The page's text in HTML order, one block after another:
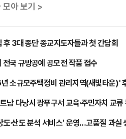
모아 보기 >
후 3대 종단 종교지도자들과 첫 간담회
국 규방공예 공모전 작품 접수
소규모주택정비 관리지역(새빛타운)'
남 다낭시 광푸구서 교육·주민자치 교류
·산도 분석 서비스' 운영…고품질 과실